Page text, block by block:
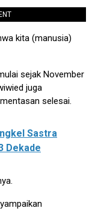
kita (manusia)
sejak November
juga
selesai.
Sastra
Dekade